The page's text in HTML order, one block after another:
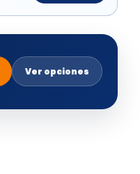
Ver opciones